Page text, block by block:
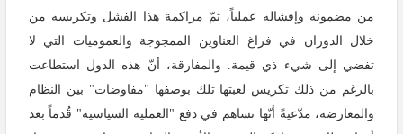
من مضمونه وإفشاله عملياً، ثمّ مراكمة هذا الفشل وتكريسه من
خلال الدوران في فراغ العناوين الممجوجة والعموميات التي لا
تفضي إلى شيء ذي قيمة. والمفارقة، أنّ هذه الدول استطاعت
بالرغم من ذلك تكريس لعبتها تلك بوصفها "مفاوضات" بين النظام
والمعارضة، مدّعيةً أنّها تساهم في دفع "العملية السياسية" قُدماً بعد